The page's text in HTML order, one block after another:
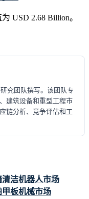
USD 2.68 Billion。
究团队撰写。该团队专
建筑设备和重型工程市
链分析、竞争评估和工
清洁机器人市场
甲板机械市场